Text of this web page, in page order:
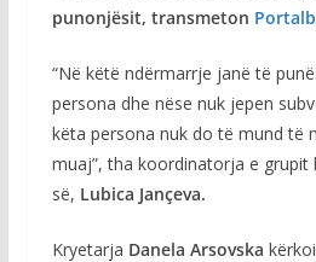
punonjësit, transmeton
“Në këtë ndërmarrje janë të
persona dhe nëse nuk jepen
këta persona nuk do të mund të
muaj”, tha koordinatorja e grupit
së, Lubica Jançeva.
Kryetarja Danela Arsovska